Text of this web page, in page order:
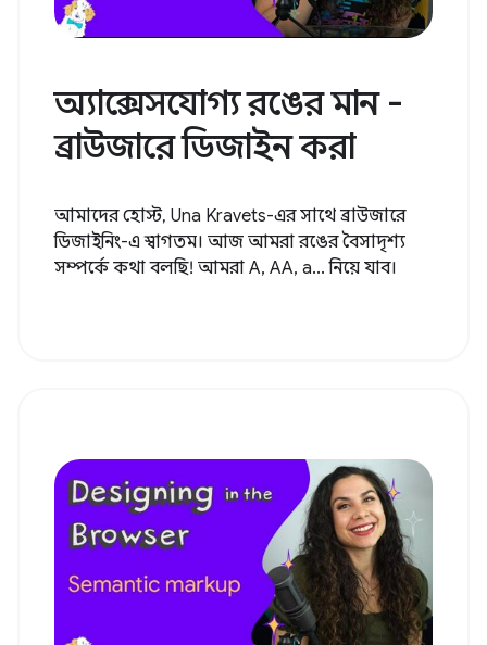
অ্যাক্সেসযোগ্য রঙের মান -
ব্রাউজারে ডিজাইন করা
আমাদের হোস্ট, Una Kravets-এর সাথে ব্রাউজারে
ডিজাইনিং-এ স্বাগতম। আজ আমরা রঙের বৈসাদৃশ্য
সম্পর্কে কথা বলছি! আমরা A, AA, a... নিয়ে যাব।